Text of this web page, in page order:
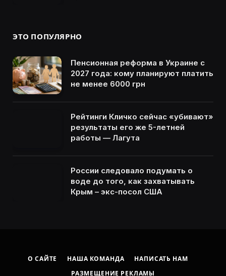
ЭТО ПОПУЛЯРНО
Пенсионная реформа в Украине с
2027 года: кому планируют платить
не менее 6000 грн
Рейтинги Кличко сейчас «убивают»
результаты его же 5-летней
работы — Лагута
России следовало подумать о
воде до того, как захватывать
Крым – экс-посол США
О САЙТЕ НАША КОМАНДА
НАПИСАТЬ НАМ
РАЗМЕЩЕНИЕ РЕКЛАМЫ